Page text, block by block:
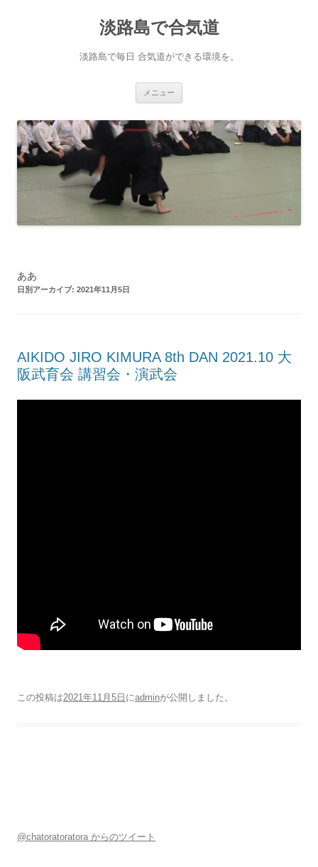
淡路島で合気道
淡路島で毎日 合気道ができる環境を。
メニュー
ああ
日別アーカイブ: 2021年11月5日
AIKIDO JIRO KIMURA 8th DAN 2021.10 大
阪武育会 講習会・演武会
この投稿は2021年11月5日 にadminが公開しました 。
@chatoratoratora からのツイート